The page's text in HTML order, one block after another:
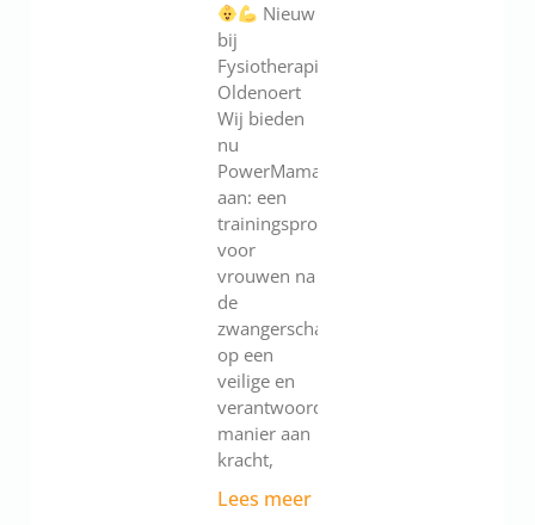
Nieuw
bij
Fysiotherapie
Oldenoert
Wij bieden
nu
PowerMama
aan: een
trainingsprogramma
voor
vrouwen na
de
zwangerschap.Werk
op een
veilige en
verantwoorde
manier aan
kracht,
Lees meer